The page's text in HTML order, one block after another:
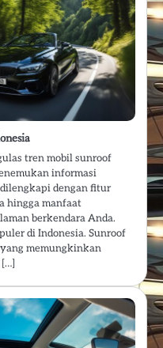
tren mobil sunroof
informasi
dengan fitur
hingga manfaat
berkendara Anda.
di Indonesia. Sunroof
memungkinkan